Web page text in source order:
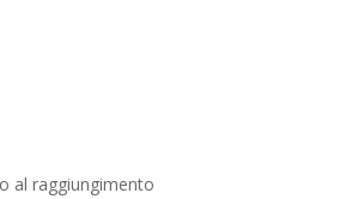
al raggiungimento